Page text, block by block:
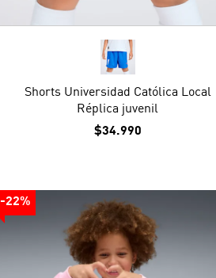
Shorts Universidad Católica Local
Réplica juvenil
$34.990
-22%